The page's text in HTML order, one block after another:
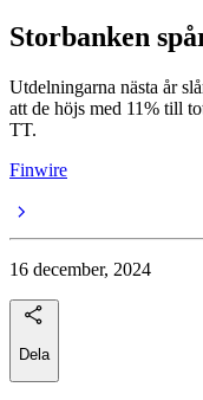
Storbanken
Utdelningarna nästa år
att de höjs med 11% till
TT.
Finwire
16 december, 2024
Dela